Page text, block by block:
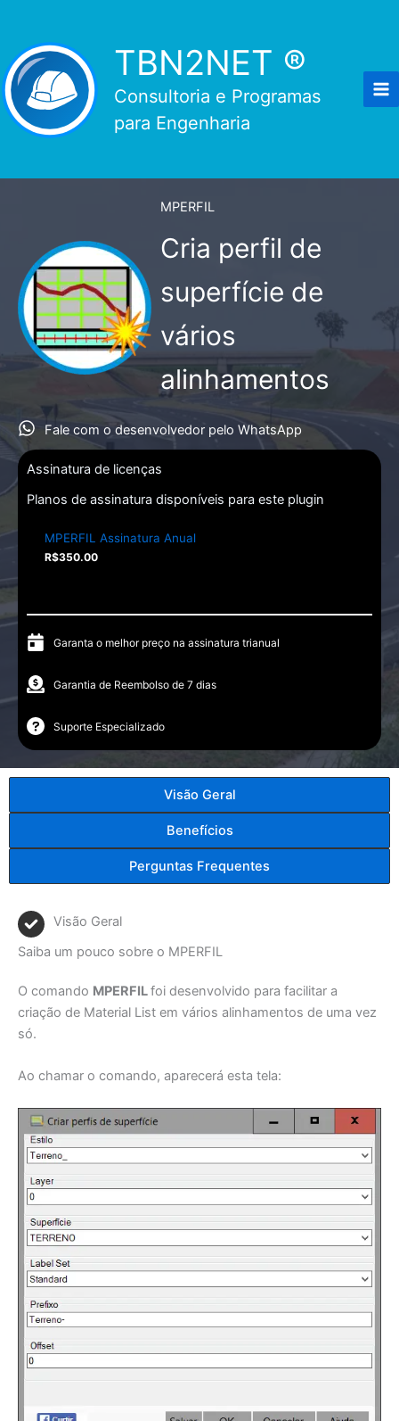
conteúdo
TBN2NET ®
Consultoria e Programas
para Engenharia
MPERFIL
Cria perfil de
superfície de
vários
alinhamentos
Fale com o desenvolvedor pelo WhatsApp
Assinatura de licenças
Planos de assinatura disponíveis para este plugin
MPERFIL Assinatura Anual
R$350.00
Garanta o melhor preço na assinatura trianual
Garantia de Reembolso de 7 dias
Suporte Especializado
Visão Geral
Benefícios
Perguntas Frequentes
Visão Geral
Saiba um pouco sobre o MPERFIL
O comando MPERFILfoi desenvolvido para facilitar a
criação de Material List em vários alinhamentos de uma vez
só.
Ao chamar o comando, aparecerá esta tela: